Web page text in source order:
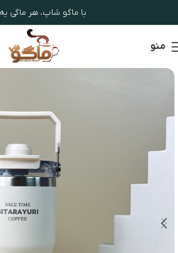
با ماگو شاپ، هر ماگی
منو